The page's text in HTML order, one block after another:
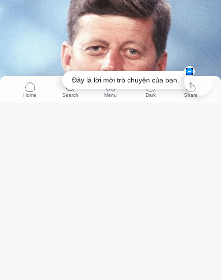
Đây là lời mời trò chuyện của bạn.